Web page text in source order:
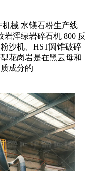
械 水镁石粉生产线
浑绿岩碎石机 800 反
沙机、HST圆锥破碎
花岗岩是在黑云母和
成分的